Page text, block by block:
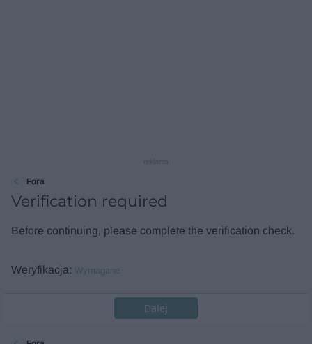
Fora
Verification required
Before continuing, please complete the verification check.
Weryfikacja Wymagane
Dalej